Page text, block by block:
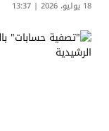
18 يوليو، 2026 | 13:37